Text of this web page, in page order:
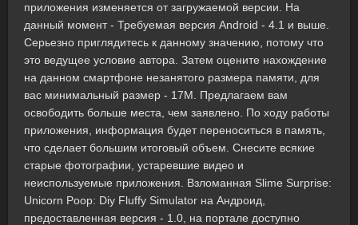
приложения изменяется от загружаемой версии. На
данный момент - Требуемая версия Android - 4.1 и выше.
Серьезно приглядитесь к данному значению, потому что
это ведущее условие автора. Затем оцените нахождение
на данном смартфоне незанятого размера памяти, для
вас минимальный размер - 17M. Предлагаем вам
освободить больше места, чем заявлено. По ходу работы
приложения, информация будет переноситься в память,
что сделает большим итоговый объем. Снесите всякие
старые фотографии, устаревшие видео и
неиспользуемые приложения. Взломанная Slime Surprise:
Unicorn Poop: Diy Fluffy Simulator на Андроид,
предоставленная версия - 1.0, на портале доступно